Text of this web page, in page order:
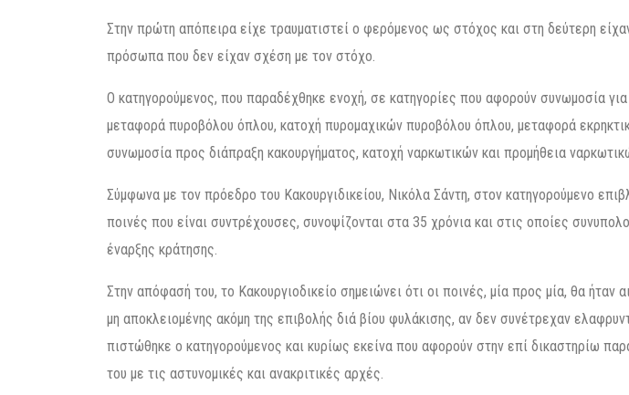
Στην πρώτη απόπειρα είχε τραυματιστεί ο φερόμενος ως στόχος και στη δεύτερη
πρόσωπα που δεν είχαν σχέση με τον στόχο.
Ο κατηγορούμενος, που παραδέχθηκε ενοχή, σε κατηγορίες που αφορούν συνωμοσία
μεταφορά πυροβόλου όπλου, κατοχή πυρομαχικών πυροβόλου όπλου, μεταφορά
συνωμοσία προς διάπραξη κακουργήματος, κατοχή ναρκωτικών και προμήθεια
Σύμφωνα με τον πρόεδρο του Κακουργιδικείου, Νικόλα Σάντη, στον κατηγορούμενο
ποινές που είναι συντρέχουσες, συνοψίζονται στα 35 χρόνια και στις οποίες
έναρξης κράτησης.
Στην απόφασή του, το Κακουργιοδικείο σημειώνει ότι οι ποινές, μία προς μία, θα ήταν
μη αποκλειομένης ακόμη της επιβολής διά βίου φυλάκισης, αν δεν συνέτρεχαν
πιστώθηκε ο κατηγορούμενος και κυρίως εκείνα που αφορούν στην επί δικαστηρίω
του με τις αστυνομικές και ανακριτικές αρχές.